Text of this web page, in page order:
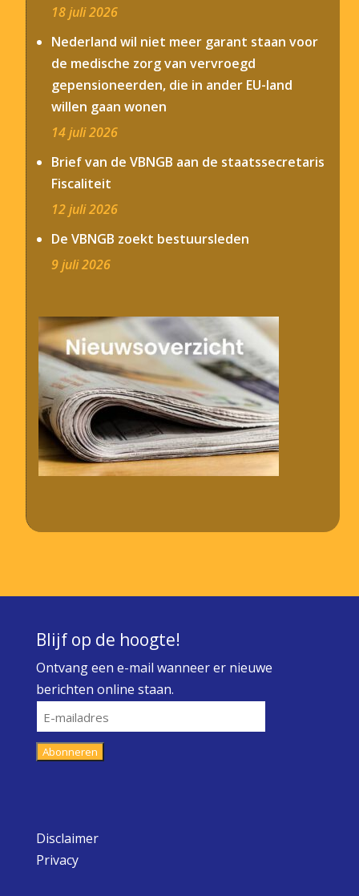
18 juli 2026
Nederland wil niet meer garant staan voor
de medische zorg van vervroegd
gepensioneerden, die in ander EU-land
willen gaan wonen
14 juli 2026
Brief van de VBNGB aan de staatssecretaris
Fiscaliteit
12 juli 2026
De VBNGB zoekt bestuursleden
9 juli 2026
Blijf op de hoogte!
Ontvang een e-mail wanneer er nieuwe
berichten online staan.
E-
mailadres
Abonneren
Disclaimer
Privacy